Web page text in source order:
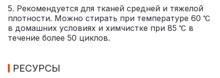
5. Рекомендуется для тканей средней и тяжелой
плотности. Можно стирать при температуре 60 ℃
в домашних условиях и химчистке при 85 ℃ в
течение более 50 циклов.
РЕСУРСЫ